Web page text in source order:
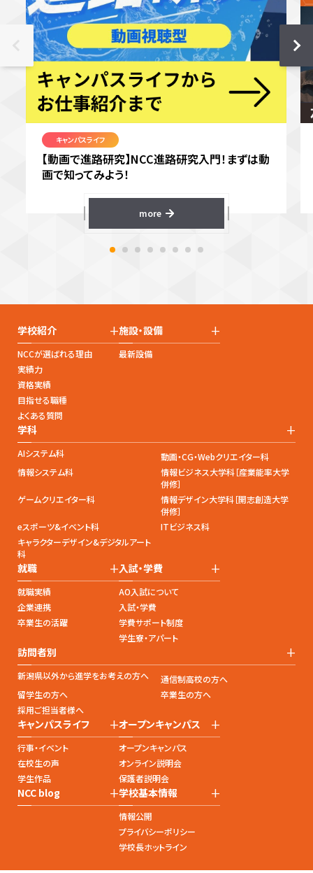
キャンパスライフ
【動画で進路研究】NCC進路研究入門！まずは動
画で知ってみよう！
more
学校紹介 +
NCCが選ばれる理由
実績力
資格実績
目指せる職種
よくある質問
施設・設備 +
最新設備
学科 +
AIシステム科
動画・CG・Webクリエイター科
情報システム科
情報ビジネス大学科［産業能率大学
併修］
ゲームクリエイター科
情報デザイン大学科［開志創造大学
併修］
eスポーツ&イベント科
ITビジネス科
キャラクターデザイン&デジタルアート
科
就職 +
就職実績
企業連携
卒業生の活躍
入試・学費 +
AO入試について
入試・学費
学費サポート制度
学生寮・アパート
訪問者別 +
新潟県以外から進学をお考えの方へ
通信制高校の方へ
留学生の方へ
卒業生の方へ
採用ご担当者様へ
キャンパスライフ +
行事・イベント
在校生の声
学生作品
オープンキャンパス +
オープンキャンパス
オンライン説明会
保護者説明会
NCC blog +学校基本情報 +
情報公開
プライバシーポリシー
学校長ホットライン